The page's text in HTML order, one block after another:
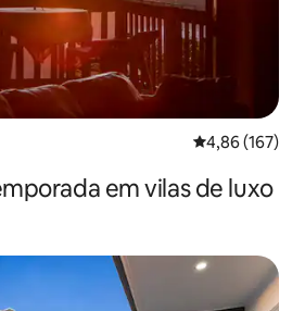
4,86 de uma
4,86 (167)
em vilas de luxo